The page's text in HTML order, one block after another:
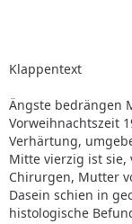
Klappentext
Ängste bedrängen
Vorweihnachtszeit
Verhärtung,
Mitte vierzig ist
Chirurgen, Mutter
Dasein schien in
histologische